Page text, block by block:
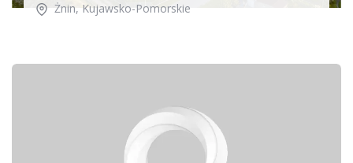
Żnin,Kujawsko-Pomorskie